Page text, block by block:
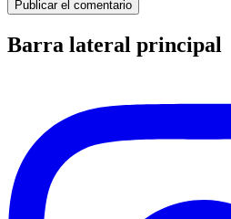
Barra lateral principal